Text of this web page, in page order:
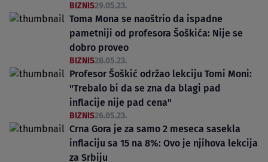
BIZNIS29.05.23.
Toma Mona se naoštrio da ispadne
pametniji od profesora Šoškića: Nije se
dobro proveo
BIZNIS28.05.23.
Profesor Šoškić održao lekciju Tomi Moni:
"Trebalo bi da se zna da blagi pad
inflacije nije pad cena"
BIZNIS26.05.23.
Crna Gora je za samo 2 meseca sasekla
inflaciju sa 15 na 8%: Ovo je njihova lekcija
za Srbiju